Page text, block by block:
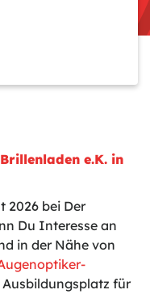
e.K. in
2026 bei Der
Du Interesse an
in der Nähe von
für